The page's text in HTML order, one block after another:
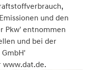
und den
Pkw' entnommen
und bei der